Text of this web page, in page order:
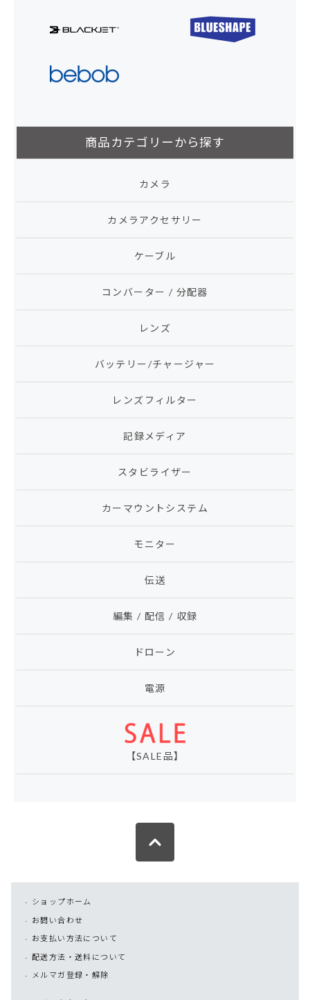
商品カテゴリーから探す
カメラ
カメラアクセサリー
ケーブル
コンバーター / 分配器
レンズ
バッテリー/チャージャー
レンズフィルター
記録メディア
スタビライザー
カーマウントシステム
モニター
伝送
編集 / 配信 / 収録
ドローン
電源
【SALE品】
ショップホーム
お問い合わせ
お支払い方法について
配送方法・送料について
メルマガ登録・解除